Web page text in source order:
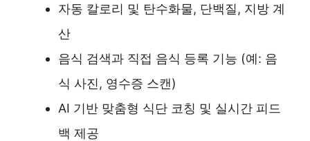
자동 칼로리 및 탄수화물, 단백질, 지방 계
산
음식 검색과 직접 음식 등록 기능 (예: 음
식 사진, 영수증 스캔)
AI 기반 맞춤형 식단 코칭 및 실시간 피드
백 제공